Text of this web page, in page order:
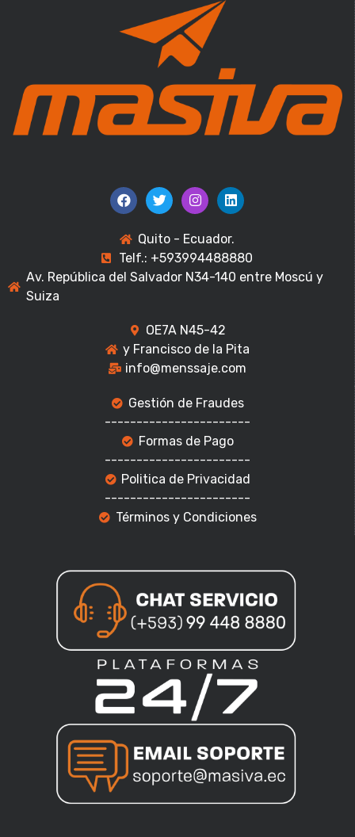
Quito - Ecuador.
Telf.: +593994488880
Av. República del Salvador N34-140 entre Moscú y
Suiza
OE7A N45-42
y Francisco de la Pita
info@menssaje.com
Gestión de Fraudes
-----------------------
Formas de Pago
-----------------------
Politica de Privacidad
-----------------------
Términos y Condiciones